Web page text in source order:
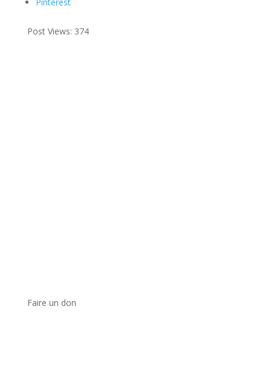
Pinterest
Post Views: 374
Faire un don